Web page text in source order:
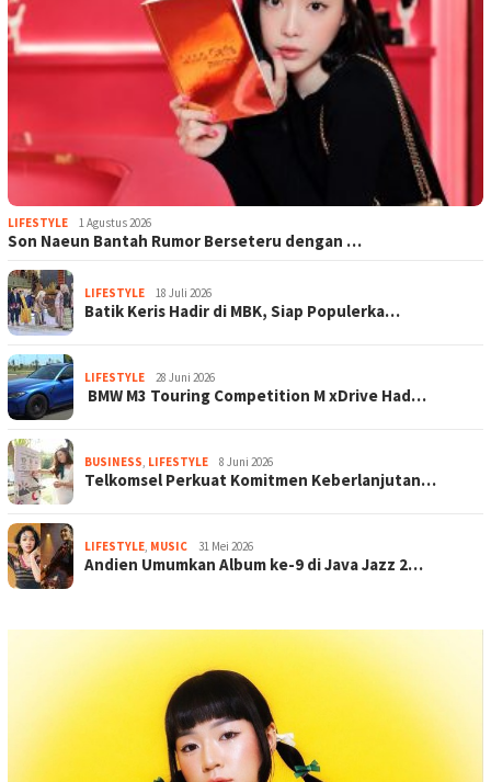
LIFESTYLE 1 Agustus 2026
Son Naeun Bantah Rumor Berseteru dengan …
LIFESTYLE 18 Juli 2026
Batik Keris Hadir di MBK, Siap Populerka…
LIFESTYLE 28 Juni 2026
BMW M3 Touring Competition M xDrive Had…
BUSINESS LIFESTYLE 8 Juni 2026
Telkomsel Perkuat Komitmen Keberlanjutan…
LIFESTYLE MUSIC 31 Mei 2026
Andien Umumkan Album ke-9 di Java Jazz 2…